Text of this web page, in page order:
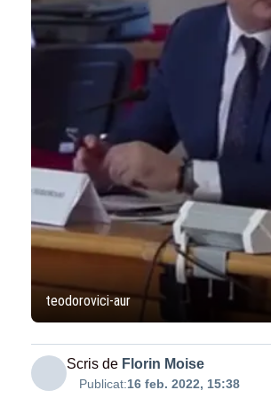
teodorovici-aur
Scris de Florin Moise
Publicat:16 feb. 2022, 15:38